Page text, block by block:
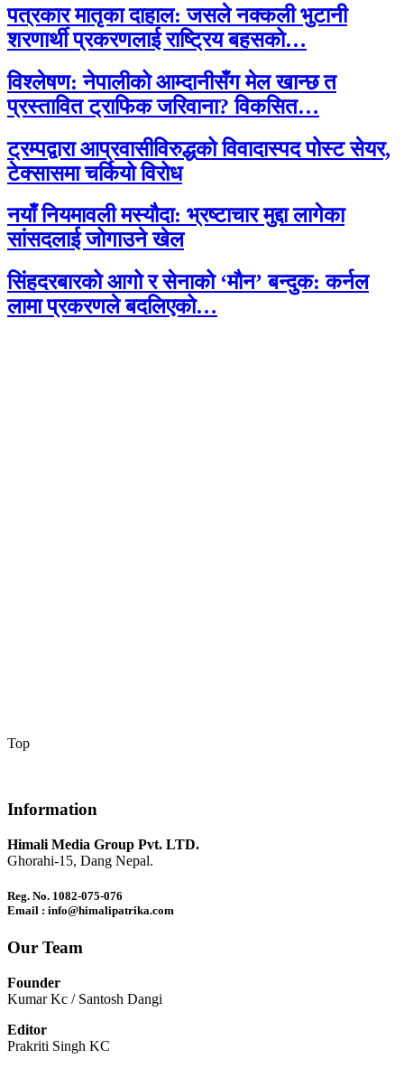
पत्रकार मातृका दाहाल: जसले नक्कली भुटानी
शरणार्थी प्रकरणलाई राष्ट्रिय बहसको…
विश्लेषण: नेपालीको आम्दानीसँग मेल खान्छ त
प्रस्तावित ट्राफिक जरिवाना? विकसित…
ट्रम्पद्वारा आप्रवासीविरुद्धको विवादास्पद पोस्ट सेयर,
टेक्सासमा चर्कियो विरोध
नयाँ नियमावली मस्यौदा: भ्रष्टाचार मुद्दा लागेका
सांसदलाई जोगाउने खेल
सिंहदरबारको आगो र सेनाको ‘मौन’ बन्दुक: कर्नल
लामा प्रकरणले बदलिएको…
Top
Information
Himali Media Group Pvt. LTD.
Ghorahi-15, Dang Nepal.
Reg. No. 1082-075-076
Email : info@himalipatrika.com
Our Team
Founder
Kumar Kc / Santosh Dangi
Editor
Prakriti Singh KC